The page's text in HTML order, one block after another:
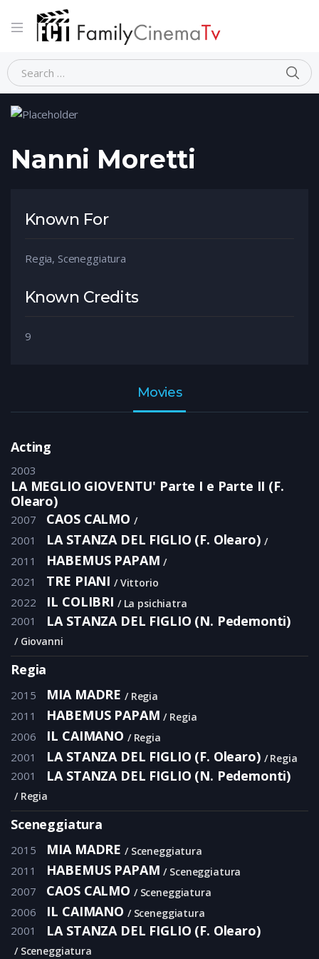
Home Person Nanni Moretti
Nanni Moretti
Known For
Regia, Sceneggiatura
Known Credits
9
Movies
Acting
2003
LA MEGLIO GIOVENTU' Parte I e Parte II (F.
Olearo)
2007 CAOS CALMO
2001 LA STANZA DEL FIGLIO (F. Olearo)
2011 HABEMUS PAPAM
2021 TRE PIANI Vittorio
2022 IL COLIBRI La psichiatra
2001 LA STANZA DEL FIGLIO (N. Pedemonti)
Giovanni
Regia
2015 MIA MADRE Regia
2011 HABEMUS PAPAM Regia
2006 IL CAIMANO Regia
2001 LA STANZA DEL FIGLIO (F. Olearo) Regia
2001 LA STANZA DEL FIGLIO (N. Pedemonti)
Regia
Sceneggiatura
2015 MIA MADRE Sceneggiatura
2011 HABEMUS PAPAM Sceneggiatura
2007 CAOS CALMO Sceneggiatura
2006 IL CAIMANO Sceneggiatura
2001 LA STANZA DEL FIGLIO (F. Olearo)
Sceneggiatura